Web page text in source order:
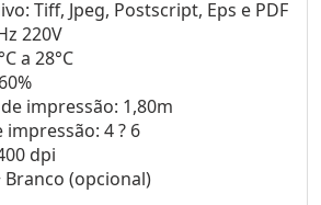
Tiff, Jpeg, Postscript, Eps e PDF
220V
a 28°C
impressão: 1,80m
impressão: 4 ? 6
dpi
Branco (opcional)